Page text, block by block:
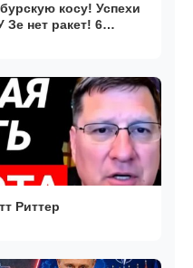
косу! Успехи
нет ракет! 6
Риттер